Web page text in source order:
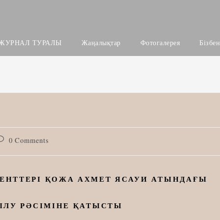
ТУРАЛЫ Жаңалықтар Фотогалерея
0 Comments
ҚОЖА АХМЕТ ЯСАУИ АТЫНДАҒЫ
РӘСІМІНЕ ҚАТЫСТЫ